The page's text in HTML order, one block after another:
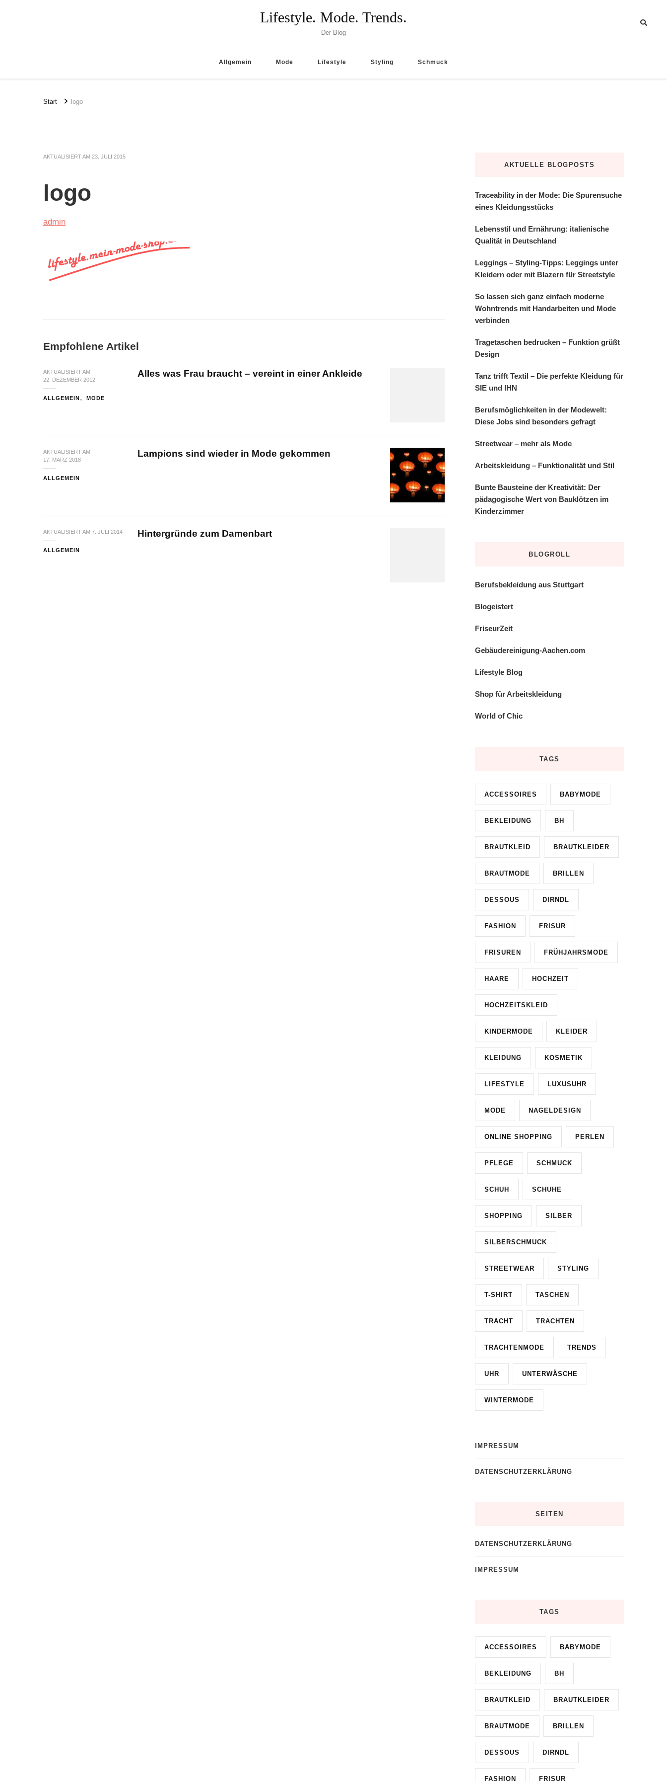
Lifestyle. Mode. Trends.
Der Blog
Allgemein Mode Lifestyle Styling Schmuck
Start logo
AKTUALISIERT AM 23. JULI 2015
logo
admin
Empfohlene Artikel
AKTUALISIERT AM
22. DEZEMBER 2012
ALLGEMEIN MODE
Alles was Frau braucht – vereint in einer Ankleide
AKTUALISIERT AM
17. MÄRZ 2018
ALLGEMEIN
Lampions sind wieder in Mode gekommen
AKTUALISIERT AM 7. JULI 2014
ALLGEMEIN
Hintergründe zum Damenbart
AKTUELLE BLOGPOSTS
Traceability in der Mode: Die Spurensuche
eines Kleidungsstücks
Lebensstil und Ernährung: italienische
Qualität in Deutschland
Leggings – Styling-Tipps: Leggings unter
Kleidern oder mit Blazern für Streetstyle
So lassen sich ganz einfach moderne
Wohntrends mit Handarbeiten und Mode
verbinden
Tragetaschen bedrucken – Funktion grüßt
Design
Tanz trifft Textil – Die perfekte Kleidung für
SIE und IHN
Berufsmöglichkeiten in der Modewelt:
Diese Jobs sind besonders gefragt
Streetwear – mehr als Mode
Arbeitskleidung – Funktionalität und Stil
Bunte Bausteine der Kreativität: Der
pädagogische Wert von Bauklötzen im
Kinderzimmer
BLOGROLL
Berufsbekleidung aus Stuttgart
Blogeistert
FriseurZeit
Gebäudereinigung-Aachen.com
Lifestyle Blog
Shop für Arbeitskleidung
World of Chic
TAGS
ACCESSOIRES BABYMODE
BEKLEIDUNG BH
BRAUTKLEID BRAUTKLEIDER
BRAUTMODE BRILLEN
DESSOUS DIRNDL
FASHION FRISUR
FRISUREN FRÜHJAHRSMODE
HAARE HOCHZEIT
HOCHZEITSKLEID
KINDERMODE KLEIDER
KLEIDUNG KOSMETIK
LIFESTYLE LUXUSUHR
MODE NAGELDESIGN
ONLINE SHOPPING PERLEN
PFLEGE SCHMUCK
SCHUH SCHUHE
SHOPPING SILBER
SILBERSCHMUCK
STREETWEAR STYLING
T-SHIRT TASCHEN
TRACHT TRACHTEN
TRACHTENMODE TRENDS
UHR UNTERWÄSCHE
WINTERMODE
IMPRESSUM
DATENSCHUTZERKLÄRUNG
SEITEN
DATENSCHUTZERKLÄRUNG
IMPRESSUM
TAGS
ACCESSOIRES BABYMODE
BEKLEIDUNG BH
BRAUTKLEID BRAUTKLEIDER
BRAUTMODE BRILLEN
DESSOUS DIRNDL
FASHION FRISUR